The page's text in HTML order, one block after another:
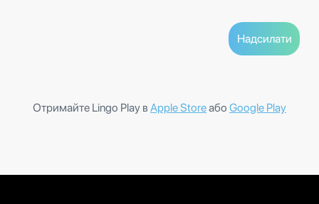
Отримайте Lingo Play в Apple Storeабо Google Play